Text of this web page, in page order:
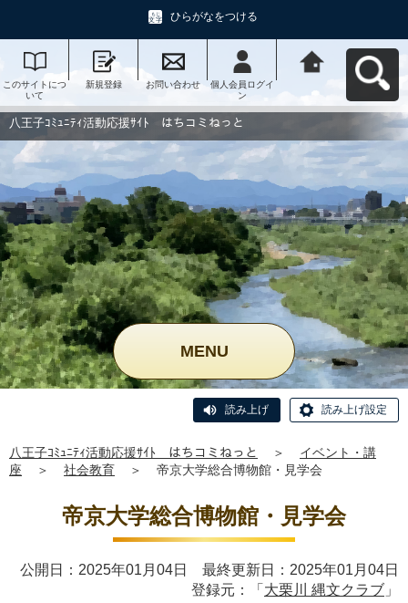
ひらがなをつける
このサイトにつ
いて
新規登録 お問い合わせ
個人会員ログイ
ン
動応援ｻｲﾄ はち
コミねっとへ戻
八王子ｺﾐｭﾆﾃｨ活動応援ｻｲﾄ はちコミねっと
MENU
読み上げ 読み上げ設定
八王子ｺﾐｭﾆﾃｨ活動応援ｻｲﾄ はちコミねっと ＞
イベント・講
座
＞ 社会教育 ＞ 帝京大学総合博物館・見学会
帝京大学総合博物館・見学会
公開日：2025年01月04日 最終更新日：2025年01月04日
登録元：「 大栗川 縄文クラブ 」